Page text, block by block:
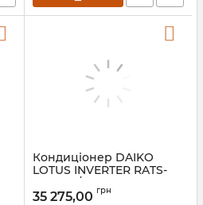
Кондиціонер DAIKO
LOTUS INVERTER RATS-
H18NVR/RATS-H18INVR
35 275,00 грн